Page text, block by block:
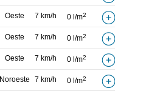
Oeste 7 km/h 0 l/m2
Oeste 7 km/h 0 l/m2
Oeste 7 km/h 0 l/m2
Noroeste 7 km/h 0 l/m2